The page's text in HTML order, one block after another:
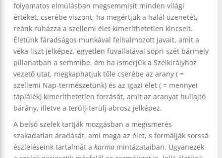
folyamatos elmúlásban megsemmisít minden világi
értéket, cserébe viszont, ha megértjük a halál üzenetét,
reánk ruházza a szellemi élet kimeríthetetlen kincseit.
Életünk fáradságos munkával felhalmozott javait, amit a
véka liszt jelképez, egyetlen fuvallatával söpri szét bármely
pillanatban a semmibe, ám ha ismerjük a Szélkirályhoz
vezető utat, megkaphatjuk tőle cserébe az arany ( =
szellemi Nap-természetünk) és az igazi élet ( = mennyei
táplálék) kimeríthetetlen forrását, amit az aranyat hullajtó
bárány, illetve a terülj-terülj abrosz jelképez.
A belső szelek tartják mozgásban a megismerés
szakadatlan áradását, ami maga az élet, s formálják sorssá
észleléseink tartalmát a karma mintázataiban. Ugyanezek